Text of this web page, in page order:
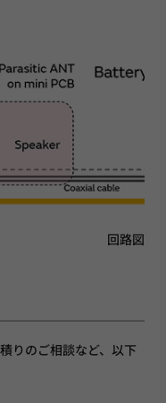
回路図
りのご相談など、以下